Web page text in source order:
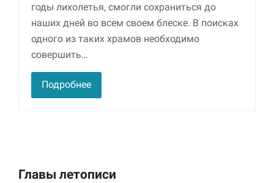
годы лихолетья, смогли сохраниться до
наших дней во всем своем блеске. В поисках
одного из таких храмов необходимо
совершить…
Подробнее
Главы летописи
исчезновению
некоторых функций
сайта.